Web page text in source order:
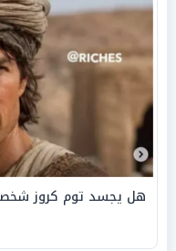
هل يجسد توم كروز